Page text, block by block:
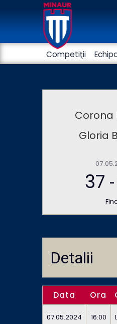
Competiţii
Corona
Gloria
37 -
Detalii
Data Ora
07.05.2024 16:00